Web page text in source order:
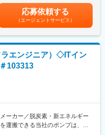
、病院では顕微鏡画像のデジタ
AIによる市場拡大を背景に今後
エビデントは100年の歴史で培
、市場ニーズを先取りし、アッ
していきます。
監査においては、税務会計開
の質問に経理部門と連携しなが
を担当します。BEPS Pillar 2の
や他部署とも協働しながら、国
ます。
査において、当社が行っている
して担います。
：年1回（夏）賃金はあくまでも
上下する可能性があります。月
です。
応募依頼する
（エージェントサービス）
ラエンジニア）◇ITイン
103313
ーカー／脱炭素・新エネルギー
運搬できる当社のポンプは、時